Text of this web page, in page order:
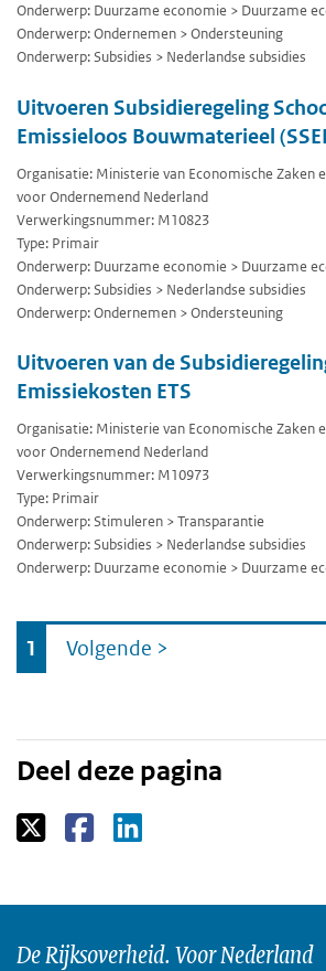
Onderwerp: Duurzame economie > Duurzame
Onderwerp: Ondernemen > Ondersteuning
Onderwerp: Subsidies > Nederlandse subsidies
Uitvoeren Subsidieregeling
Emissieloos Bouwmaterieel
Organisatie: Ministerie van Economische Zaken
voor Ondernemend Nederland
Verwerkingsnummer: M10823
Type: Primair
Onderwerp: Duurzame economie > Duurzame
Onderwerp: Subsidies > Nederlandse subsidies
Onderwerp: Ondernemen > Ondersteuning
Uitvoeren van de
Emissiekosten ETS
Organisatie: Ministerie van Economische Zaken
voor Ondernemend Nederland
Verwerkingsnummer: M10973
Type: Primair
Onderwerp: Stimuleren > Transparantie
Onderwerp: Subsidies > Nederlandse subsidies
Onderwerp: Duurzame economie > Duurzame
naar
1 Volgende >
Deel deze pagina
De Rijksoverheid. Voor Nederland